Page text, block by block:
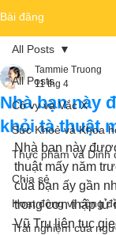
Bài đăng
All Posts
Cô vy và Vắc X
Sức Khoẻ và Khoa
Thực phầm và Dinh
Chia sẻ
Hoạt động vì cộng
Trải nghiệm của
All Posts
Nhà bạn này
khỏi tà thuật
Tammie Truong
11 thg 4
Nhà bạn này
thuật mấy năm
của bạn ấy gần
trong cơn thập tử
Vũ Trụ liên tục